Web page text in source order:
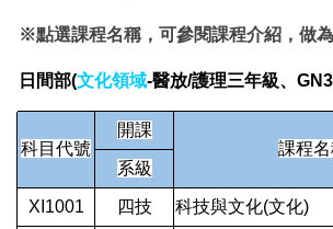
※點選課程名稱，可參閱課程介紹，做
日間部(文化領域-醫放/護理三年級、
科目代號
開課
課程
系級
XI1001 四技 科技與文化(文化)